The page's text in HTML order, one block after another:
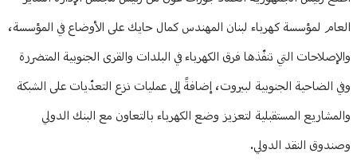
العام لمؤسسة كهرباء لبنان المهندس كمال حايك على الأوضاع في المؤسسة،
والإصلاحات التي تنفّذها فرق الكهرباء في البلدات والقرى الجنوبية المتضررة
وفي الضاحية الجنوبية لبيروت، إضافةً إلى عمليات نزع التعدّيات على الشبكة
والمشاريع المستقبلية لتعزيز وضع الكهرباء بالتعاون مع البنك الدولي
وصندوق النقد الدولي.